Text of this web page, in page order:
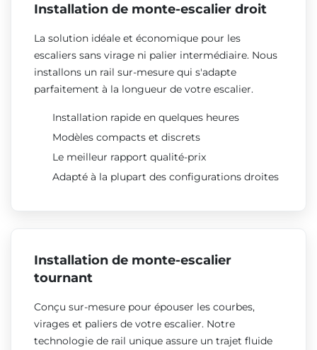
Installation de monte-escalier droit
La solution idéale et économique pour les
escaliers sans virage ni palier intermédiaire. Nous
installons un rail sur-mesure qui s'adapte
parfaitement à la longueur de votre escalier.
Installation rapide en quelques heures
Modèles compacts et discrets
Le meilleur rapport qualité-prix
Adapté à la plupart des configurations droites
Installation de monte-escalier
tournant
Conçu sur-mesure pour épouser les courbes,
virages et paliers de votre escalier. Notre
technologie de rail unique assure un trajet fluide